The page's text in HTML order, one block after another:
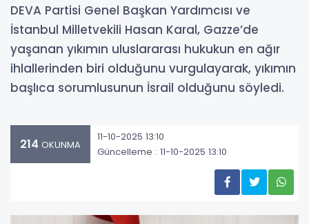
DEVA Partisi Genel Başkan Yardımcısı ve
İstanbul Milletvekili Hasan Karal, Gazze’de
yaşanan yıkımın uluslararası hukukun en ağır
ihlallerinden biri olduğunu vurgulayarak, yıkımın
başlıca sorumlusunun İsrail olduğunu söyledi.
214 OKUNMA
11-10-2025 13:10
Güncelleme : 11-10-2025 13:10